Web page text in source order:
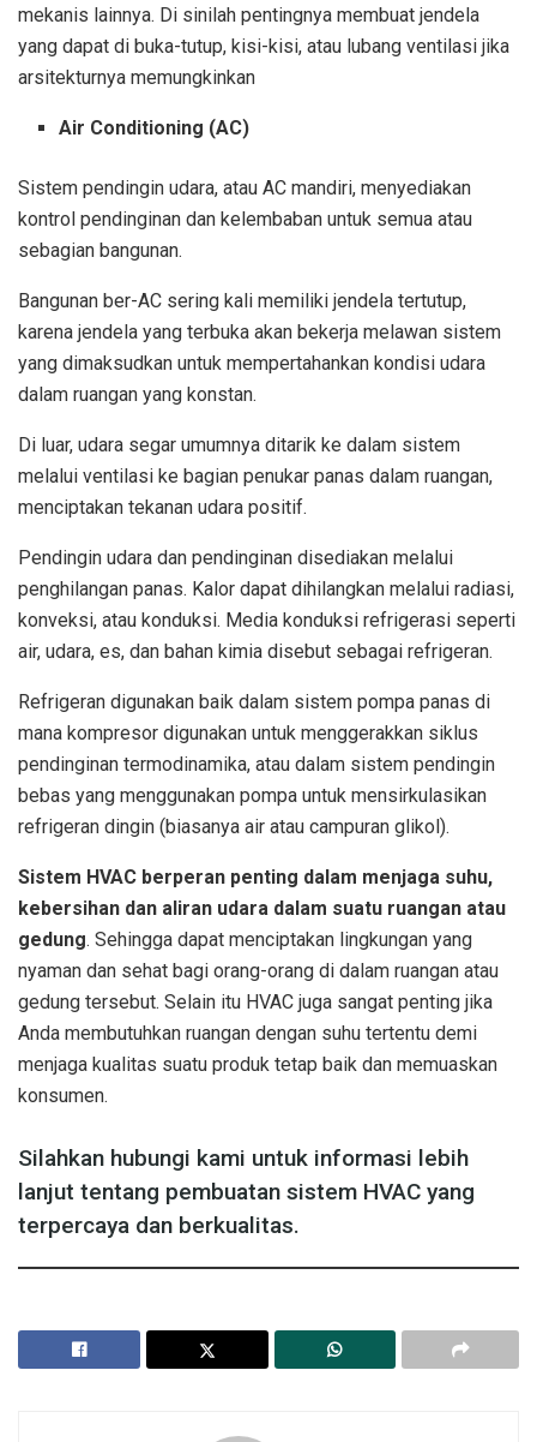
mekanis lainnya. Di sinilah pentingnya membuat jendela
yang dapat di buka-tutup, kisi-kisi, atau lubang ventilasi jika
arsitekturnya memungkinkan
Air Conditioning (AC)
Sistem pendingin udara, atau AC mandiri, menyediakan
kontrol pendinginan dan kelembaban untuk semua atau
sebagian bangunan.
Bangunan ber-AC sering kali memiliki jendela tertutup,
karena jendela yang terbuka akan bekerja melawan sistem
yang dimaksudkan untuk mempertahankan kondisi udara
dalam ruangan yang konstan.
Di luar, udara segar umumnya ditarik ke dalam sistem
melalui ventilasi ke bagian penukar panas dalam ruangan,
menciptakan tekanan udara positif.
Pendingin udara dan pendinginan disediakan melalui
penghilangan panas. Kalor dapat dihilangkan melalui radiasi,
konveksi, atau konduksi. Media konduksi refrigerasi seperti
air, udara, es, dan bahan kimia disebut sebagai refrigeran.
Refrigeran digunakan baik dalam sistem pompa panas di
mana kompresor digunakan untuk menggerakkan siklus
pendinginan termodinamika, atau dalam sistem pendingin
bebas yang menggunakan pompa untuk mensirkulasikan
refrigeran dingin (biasanya air atau campuran glikol).
Sistem HVAC berperan penting dalam menjaga suhu,
kebersihan dan aliran udara dalam suatu ruangan atau
gedung. Sehingga dapat menciptakan lingkungan yang
nyaman dan sehat bagi orang-orang di dalam ruangan atau
gedung tersebut. Selain itu HVAC juga sangat penting jika
Anda membutuhkan ruangan dengan suhu tertentu demi
menjaga kualitas suatu produk tetap baik dan memuaskan
konsumen.
Silahkan hubungi kami untuk informasi lebih
lanjut tentang pembuatan sistem HVAC yang
terpercaya dan berkualitas.